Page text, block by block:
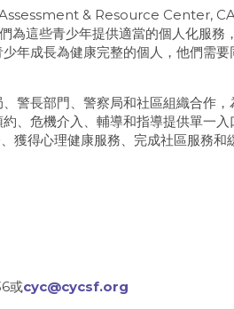
& Resource Center,
為這些青少年提供適當的個人化服
年成長為健康完整的個人，他們需
警長部門、警察局和社區組織合作，
、危機介入、輔導和指導提供單一
獲得心理健康服務、完成社區服務和
或cyc@cycsf.org